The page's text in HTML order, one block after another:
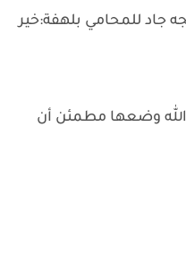
جاد للمحامي بلهفة:خير
وضعها مطمئن أن